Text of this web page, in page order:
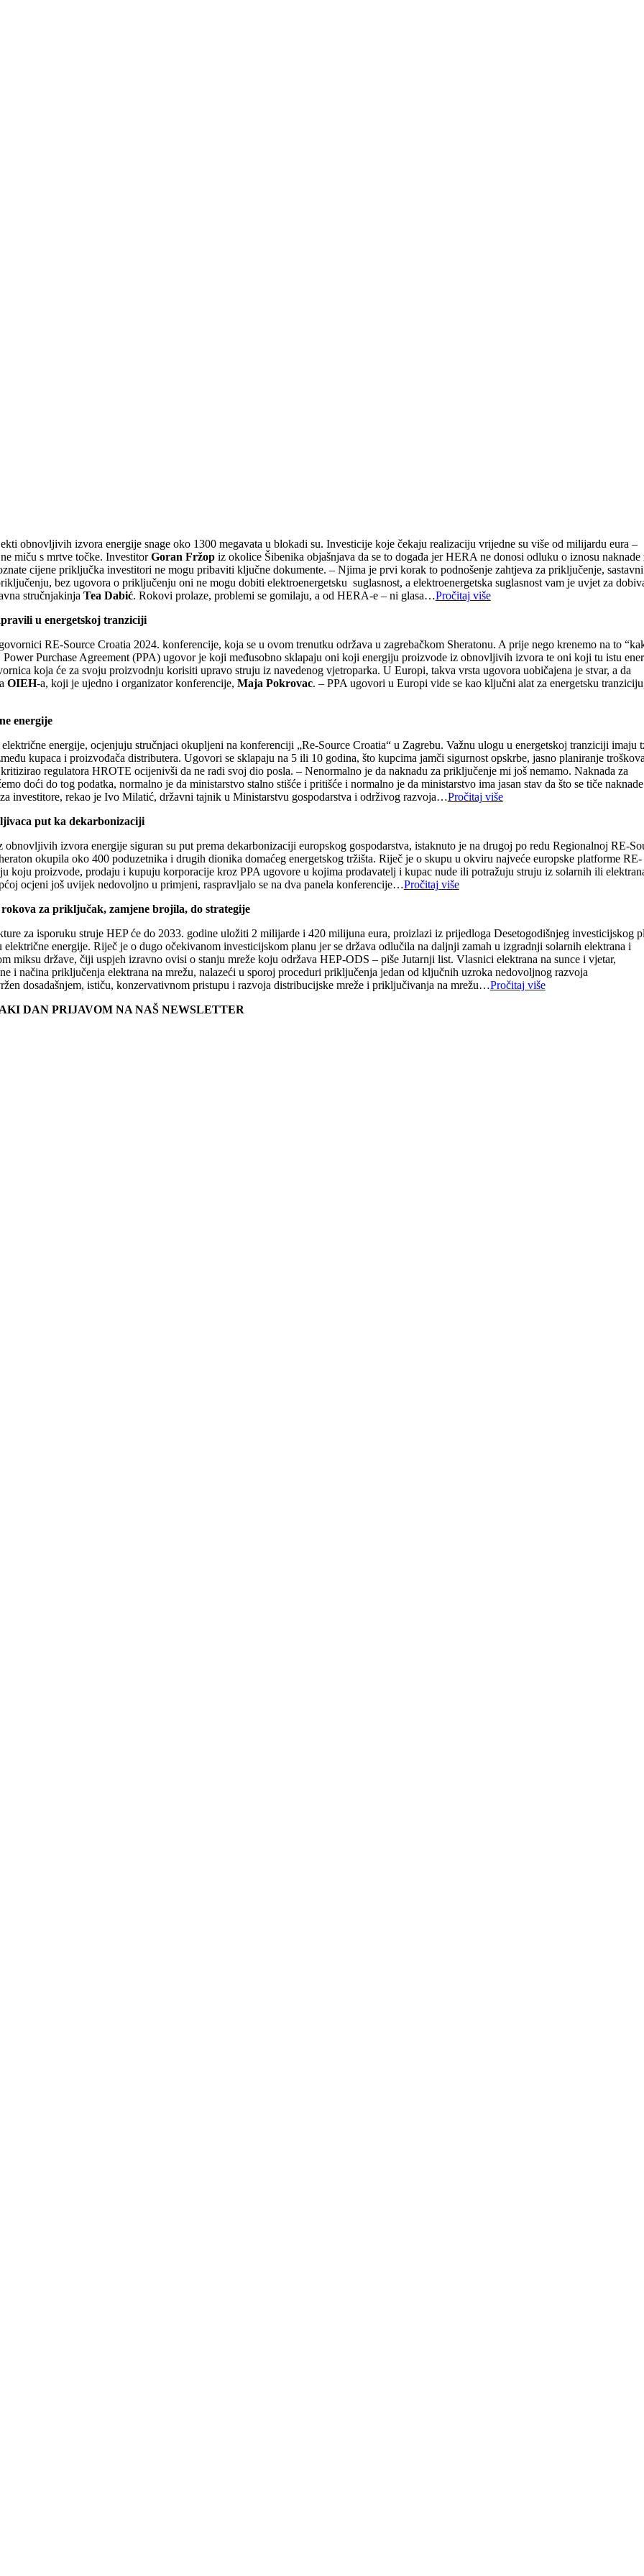
obnovljivih izvora energije snage oko 1300 megavata u blokadi su. Investicije koje čekaju realizaciju vrijedne su više od milijardu eura –
miču s mrtve točke. InvestitorGoran Fržopiz okolice Šibenika objašnjava da se to događa jer HERA ne donosi odluku o iznosu naknade
cijene priključka investitori ne mogu pribaviti ključne dokumente. – Njima je prvi korak to podnošenje zahtjeva za priključenje,
bez ugovora o priključenju oni ne mogu dobiti elektroenergetsku suglasnost, a elektroenergetska suglasnost vam je uvjet za
stručnjakinja Tea Dabić. Rokovi prolaze, problemi se gomilaju, a od HERA-e – ni glasa…Pročitaj više
u energetskoj tranziciji
RE-Source Croatia 2024. konferencije, koja se u ovom trenutku održava u zagrebačkom Sheratonu. A prije nego krenemo na to
Purchase Agreement (PPA) ugovor je koji međusobno sklapaju oni koji energiju proizvode iz obnovljivih izvora te oni koji tu istu
koja će za svoju proizvodnju korisiti upravo struju iz navedenog vjetroparka. U Europi, takva vrsta ugovora uobičajena je stvar, a da
OIEH-a, koji je ujedno i organizator konferencije, Maja Pokrovac. – PPA ugovori u Europi vide se kao ključni alat za energetsku
energije
energije, ocjenjuju stručnjaci okupljeni na konferenciji „Re-Source Croatia“ u Zagrebu. Važnu ulogu u energetskoj tranziciji imaju
kupaca i proizvođača distributera. Ugovori se sklapaju na 5 ili 10 godina, što kupcima jamči sigurnost opskrbe, jasno planiranje
regulatora HROTE ocijenivši da ne radi svoj dio posla. – Nenormalno je da naknadu za priključenje mi još nemamo. Naknada za
doći do tog podatka, normalno je da ministarstvo stalno stišće i pritišće i normalno je da ministarstvo ima jasan stav da što se tiče
investitore, rekao je Ivo Milatić, državni tajnik u Ministarstvu gospodarstva i održivog razvoja…Pročitaj više
put ka dekarbonizaciji
izvora energije siguran su put prema dekarbonizaciji europskog gospodarstva, istaknuto je na drugoj po redu Regionalnoj RE-
okupila oko 400 poduzetnika i drugih dionika domaćeg energetskog tržišta. Riječ je o skupu u okviru najveće europske platforme RE-
koju proizvode, prodaju i kupuju korporacije kroz PPA ugovore u kojima prodavatelj i kupac nude ili potražuju struju iz solarnih ili
ocjeni još uvijek nedovoljno u primjeni, raspravljalo se na dva panela konferencije…Pročitaj više
za priključak, zamjene brojila, do strategije
za isporuku struje HEP će do 2033. godine uložiti 2 milijarde i 420 milijuna eura, proizlazi iz prijedloga Desetogodišnjeg investicijskog
energije. Riječ je o dugo očekivanom investicijskom planu jer se država odlučila na daljnji zamah u izgradnji solarnih elektrana i
miksu države, čiji uspjeh izravno ovisi o stanju mreže koju održava HEP-ODS – piše Jutarnji list. Vlasnici elektrana na sunce i vjetar,
i načina priključenja elektrana na mrežu, nalazeći u sporoj proceduri priključenja jedan od ključnih uzroka nedovoljnog razvoja
dosadašnjem, ističu, konzervativnom pristupu i razvoja distribucijske mreže i priključivanja na mrežu…Pročitaj više
DAN PRIJAVOM NA NAŠ NEWSLETTER